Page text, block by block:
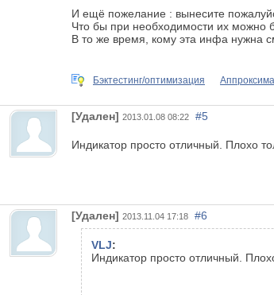
И ещё пожелание : вынесите
Что бы при необходимости их можно
В то же время, кому эта инфа нужна
Бэктестинг/оптимизация
[Удален] 2013.01.08 08:22 #5
Индикатор просто отличный. Плохо
[Удален] 2013.11.04 17:18 #6
VLJ:
Индикатор просто отличный.